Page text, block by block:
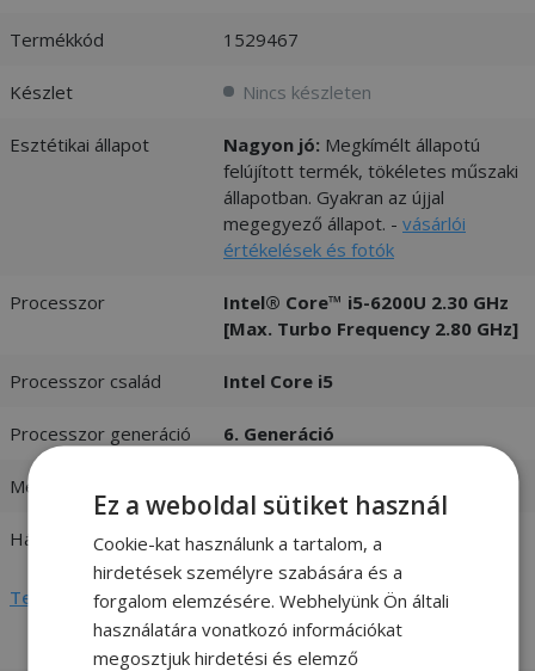
Termékkód 1529467
Készlet Nincs készleten
Esztétikai állapot Nagyon jó: Megkímélt állapotú
felújított termék, tökéletes műszaki
állapotban. Gyakran az újjal
megegyező állapot. - vásárlói
értékelések és fotók
Processzor
Intel® Core™ i5-6200U 2.30 GHz
[Max. Turbo Frequency 2.80 GHz]
Processzor család Intel Core i5
Processzor generáció 6. Generáció
Memória (RAM)
Háttértár 240GB SSD
Teljes adatlap megtekintése
Ez a weboldal sütiket használ
Cookie-kat használunk a tartalom, a
hirdetések személyre szabására és a
forgalom elemzésére. Webhelyünk Ön általi
használatára vonatkozó információkat
megosztjuk hirdetési és elemző